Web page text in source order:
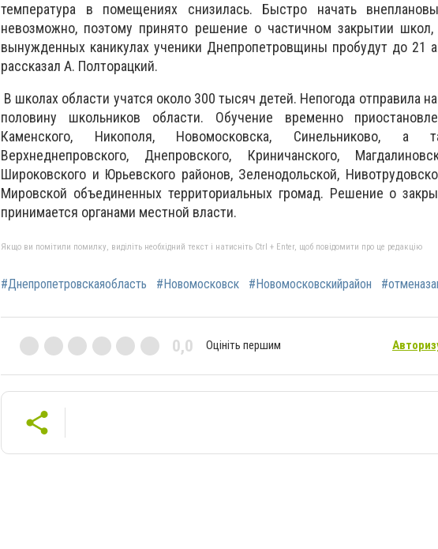
температура в помещениях снизилась. Быстро начать
невозможно, поэтому принято решение о частичном закрытии
вынужденных каникулах ученики Днепропетровщины пробудут до 21
рассказал А. Полторацкий.
В школах области учатся около 300 тысяч детей. Непогода отправила
половину школьников области. Обучение временно
Каменского, Никополя, Новомосковска, Синельниково, а
Верхнеднепровского, Днепровского, Криничанского,
Широковского и Юрьевского районов, Зеленодольской,
Мировской объединенных территориальных громад. Решение о
принимается органами местной власти.
Якщо ви помітили помилку, виділіть необхідний текст і натисніть Ctrl + Enter, щоб повідомити про це редакцію
#Днепропетровскаяобласть #Новомосковск #Новомосковскийрайон
0,0 Оцініть першим